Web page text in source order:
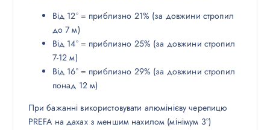
Від 12° = приблизно 21% (за довжини стропил
до 7 м)
Від 14° = приблизно 25% (за довжини стропил
7-12 м)
Від 16° = приблизно 29% (за довжини стропил
понад 12 м)
При бажанні використовувати алюмінієву черепицю
PREFA на дахах з меншим нахилом (мінімум 3°)